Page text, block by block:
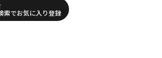
索でお気に入り登録